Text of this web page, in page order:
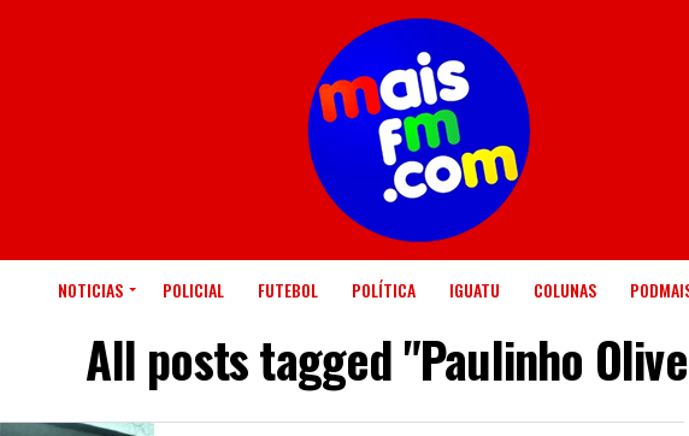
NOTICIAS POLICIAL FUTEBOL POLÍTICA IGUATU COLUNAS
All posts tagged "Paulinho